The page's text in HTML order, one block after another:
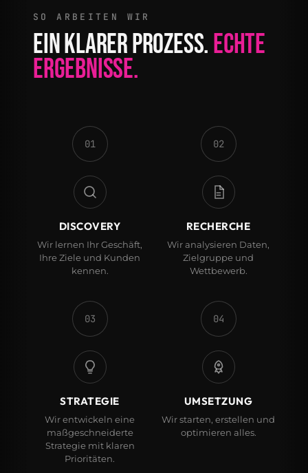
SO ARBEITEN WIR
EIN KLARER PROZESS.ECHTE
ERGEBNISSE.
01
DISCOVERY
Wir lernen Ihr Geschäft,
Ihre Ziele und Kunden
kennen.
02
RECHERCHE
Wir analysieren Daten,
Zielgruppe und
Wettbewerb.
03
STRATEGIE
Wir entwickeln eine
maßgeschneiderte
Strategie mit klaren
Prioritäten.
04
UMSETZUNG
Wir starten, erstellen und
optimieren alles.